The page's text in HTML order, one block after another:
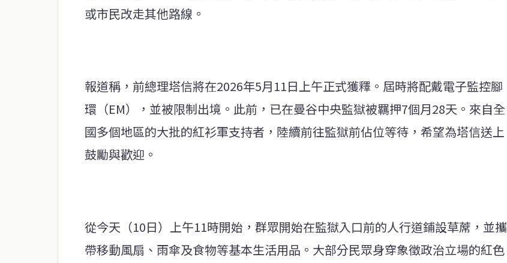
或市民改走其他路線。
報道稱，前總理塔信將在2026年5月11日上午正式獲釋。屆時將配戴電子監控腳
環（EM），並被限制出境。此前，已在曼谷中央監獄被羈押7個月28天。來自全
國多個地區的大批的紅衫軍支持者，陸續前往監獄前佔位等待，希望為塔信送上
鼓勵與歡迎。
從今天（10日）上午11時開始，群眾開始在監獄入口前的人行道鋪設草蓆，並攜
帶移動風扇、雨傘及食物等基本生活用品。大部分民眾身穿象徵政治立場的紅色